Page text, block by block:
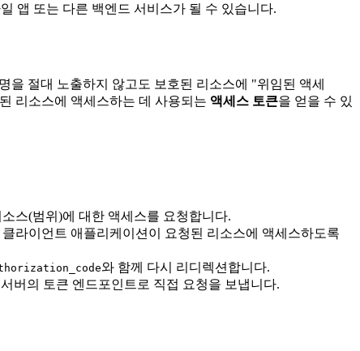
앱 또는 다른 백엔드 서비스가 될 수 있습니다.
을 절대 노출하지 않고도 보호된 리소스에 "위임된 액세
리소스에 액세스하는 데 사용되는 액세스 토큰을 얻을 수 있
스(범위)에 대한 액세스를 요청합니다.
라이언트 애플리케이션이 요청된 리소스에 액세스하도록
와 함께 다시 리디렉션합니다.
버의 토큰 엔드포인트로 직접 요청을 보냅니다.